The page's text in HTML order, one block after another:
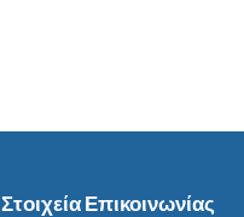
Στοιχεία Επικοινωνίας